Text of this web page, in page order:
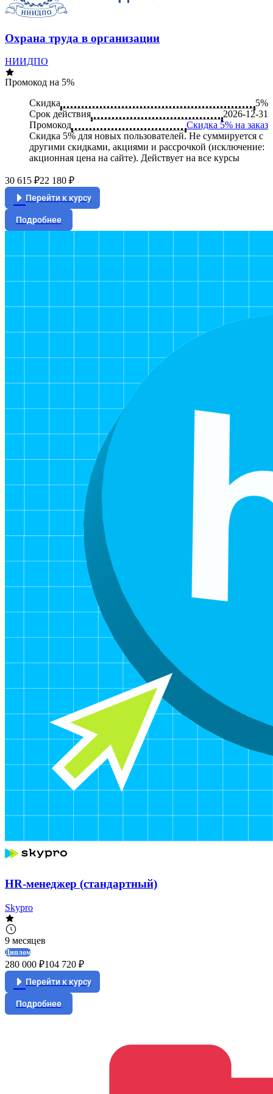
Охрана труда в организации
НИИДПО
Промокод на 5%
Скидка
5%
Срок действия
2026-12-31
Промокод
Скидка 5% на заказ
Скидка 5% для новых пользователей. Не суммируется c
другими скидками, акциями и рассрочкой (исключение:
акционная цена на сайте). Действует на все курсы
30 615 ₽22 180 ₽
Перейти к курсу
Подробнее
HR-менеджер (стандартный)
Skypro
9 месяцев
Диплом
280 000 ₽104 720 ₽
Перейти к курсу
Подробнее